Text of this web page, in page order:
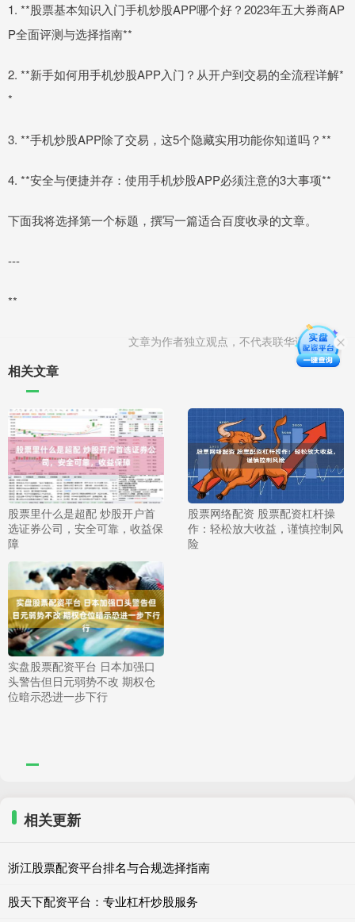
1. **股票基本知识入门手机炒股APP哪个好？2023年五大券商AP
P全面评测与选择指南**
2. **新手如何用手机炒股APP入门？从开户到交易的全流程详解*
*
3. **手机炒股APP除了交易，这5个隐藏实用功能你知道吗？**
4. **安全与便捷并存：使用手机炒股APP必须注意的3大事项**
下面我将选择第一个标题，撰写一篇适合百度收录的文章。
---
**
文章为作者独立观点，不代表联华证券观点
相关文章
股票里什么是超配 炒股开户首
选证券公司，安全可靠，收益保
障
股票网络配资 股票配资杠杆操
作：轻松放大收益，谨慎控制风
险
实盘股票配资平台 日本加强口
头警告但日元弱势不改 期权仓
位暗示恐进一步下行
相关更新
浙江股票配资平台排名与合规选择指南
股天下配资平台：专业杠杆炒股服务